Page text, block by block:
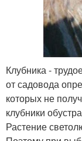
Клубника -
от садовода
которых не
клубники
Растение